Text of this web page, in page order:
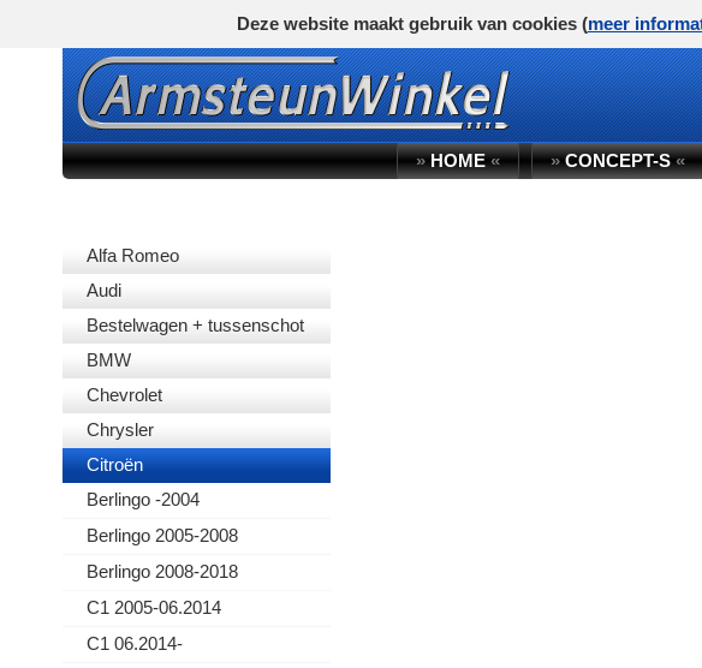
»HOME« »CONCEPT-S«
Alfa Romeo
Audi
Bestelwagen + tussenschot
BMW
Chevrolet
Chrysler
Citroën
Berlingo -2004
Berlingo 2005-2008
Berlingo 2008-2018
C1 2005-06.2014
C1 06.2014-
Deze website maakt gebruik van cookies (meer